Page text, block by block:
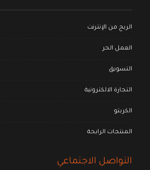
الربح من الإنترنت
العمل الحر
التسويق
التجارة الالكترونية
الكربتو
المنتجات الرابحة
التواصل الاجتماعي